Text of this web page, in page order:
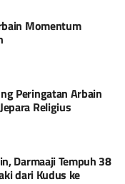
Momentum
Peringatan Arbain
Religius
Darmaaji Tempuh 38
dari Kudus ke